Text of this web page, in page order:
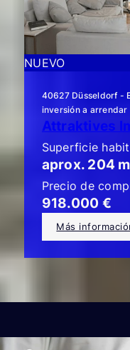
NUEVO
40627 Düsseldorf -
inversión a arrendar
Superficie
aprox. 204
Precio de
918.000 €
Más